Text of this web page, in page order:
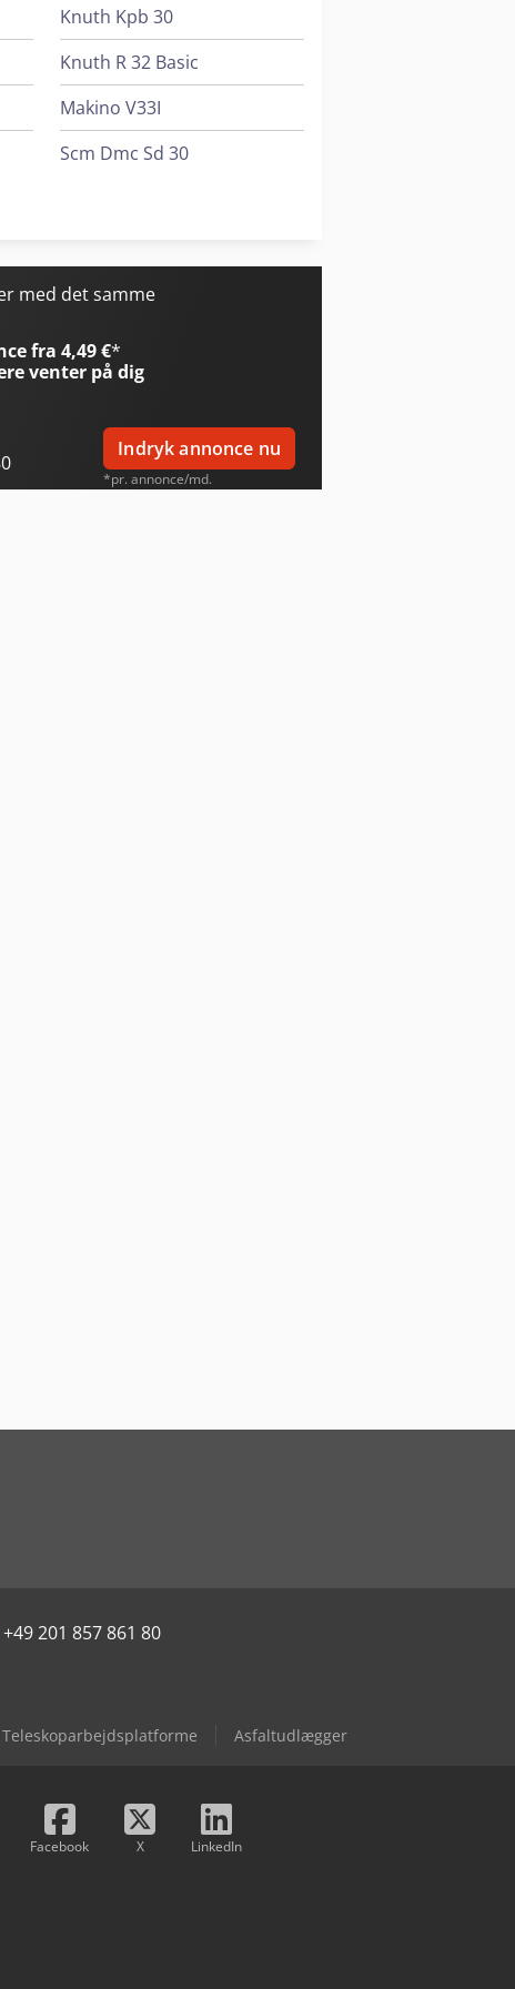
og defekte/slidte dele. Kontrol
O-ringe, pakninger, segmenter mv.,
opretning af borde, udskiftning
El-skab Komplet gennemgang,
RAL 7011 Geometri iht.
Knuth Kpb 30
Knuth R 32 Basic
Makino V33I
Scm Dmc Sd 30
med det samme
fra 4,49 €*
venter på dig
Indryk annonce nu
*pr. annonce/md.
+49 201 857 861 80
Teleskoparbejdsplatforme Asfaltudlægger
Facebook X LinkedIn